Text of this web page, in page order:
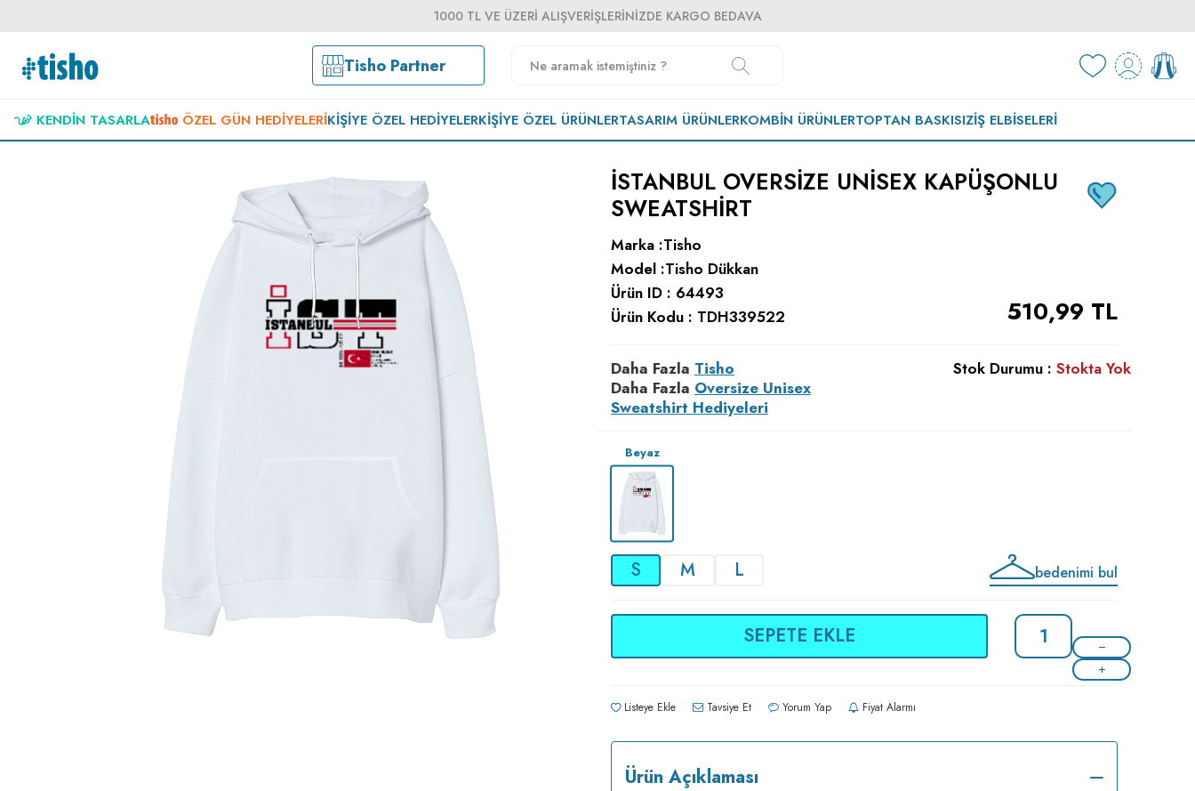
1000 TL VE ÜZERI ALIŞVERIŞLERINIZDE KARGO BEDAVA
Tisho Partner
KENDIN TASARLA ÖZEL GÜN HEDIYELERIKIŞIYE ÖZEL HEDIYELERKIŞIYE ÖZEL ÜRÜNLERTASARIM ÜRÜNLERKOMBIN ÜRÜNLERTOPTAN BASKISIZİŞ ELBISELERI
İSTANBUL OVERSIZE UNISEX KAPÜŞONLU
SWEATSHIRT
Marka :Tisho
Model :Tisho Dükkan
Ürün ID : 64493
Ürün Kodu : TDH339522 510,99 TL
Daha Fazla Tisho
Daha Fazla Oversize Unisex
Sweatshirt Hediyeleri
Stok Durumu : Stokta Yok
Beyaz
S M L bedenimi bul
SEPETE EKLE
Listeye Ekle Tavsiye Et Yorum Yap Fiyat Alarmı
Ürün Açıklaması